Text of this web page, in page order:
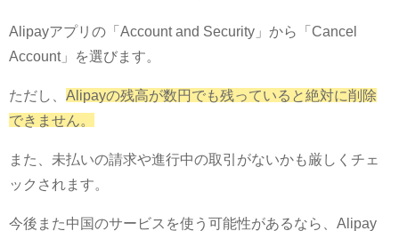
Alipayアプリの「Account and Security」から「Cancel
Account」を選びます。
ただし、 Alipayの残高が数円でも残っていると絶対に削除
できません。
また、未払いの請求や進行中の取引がないかも厳しくチェ
ックされます。
今後また中国のサービスを使う可能性があるなら、Alipay